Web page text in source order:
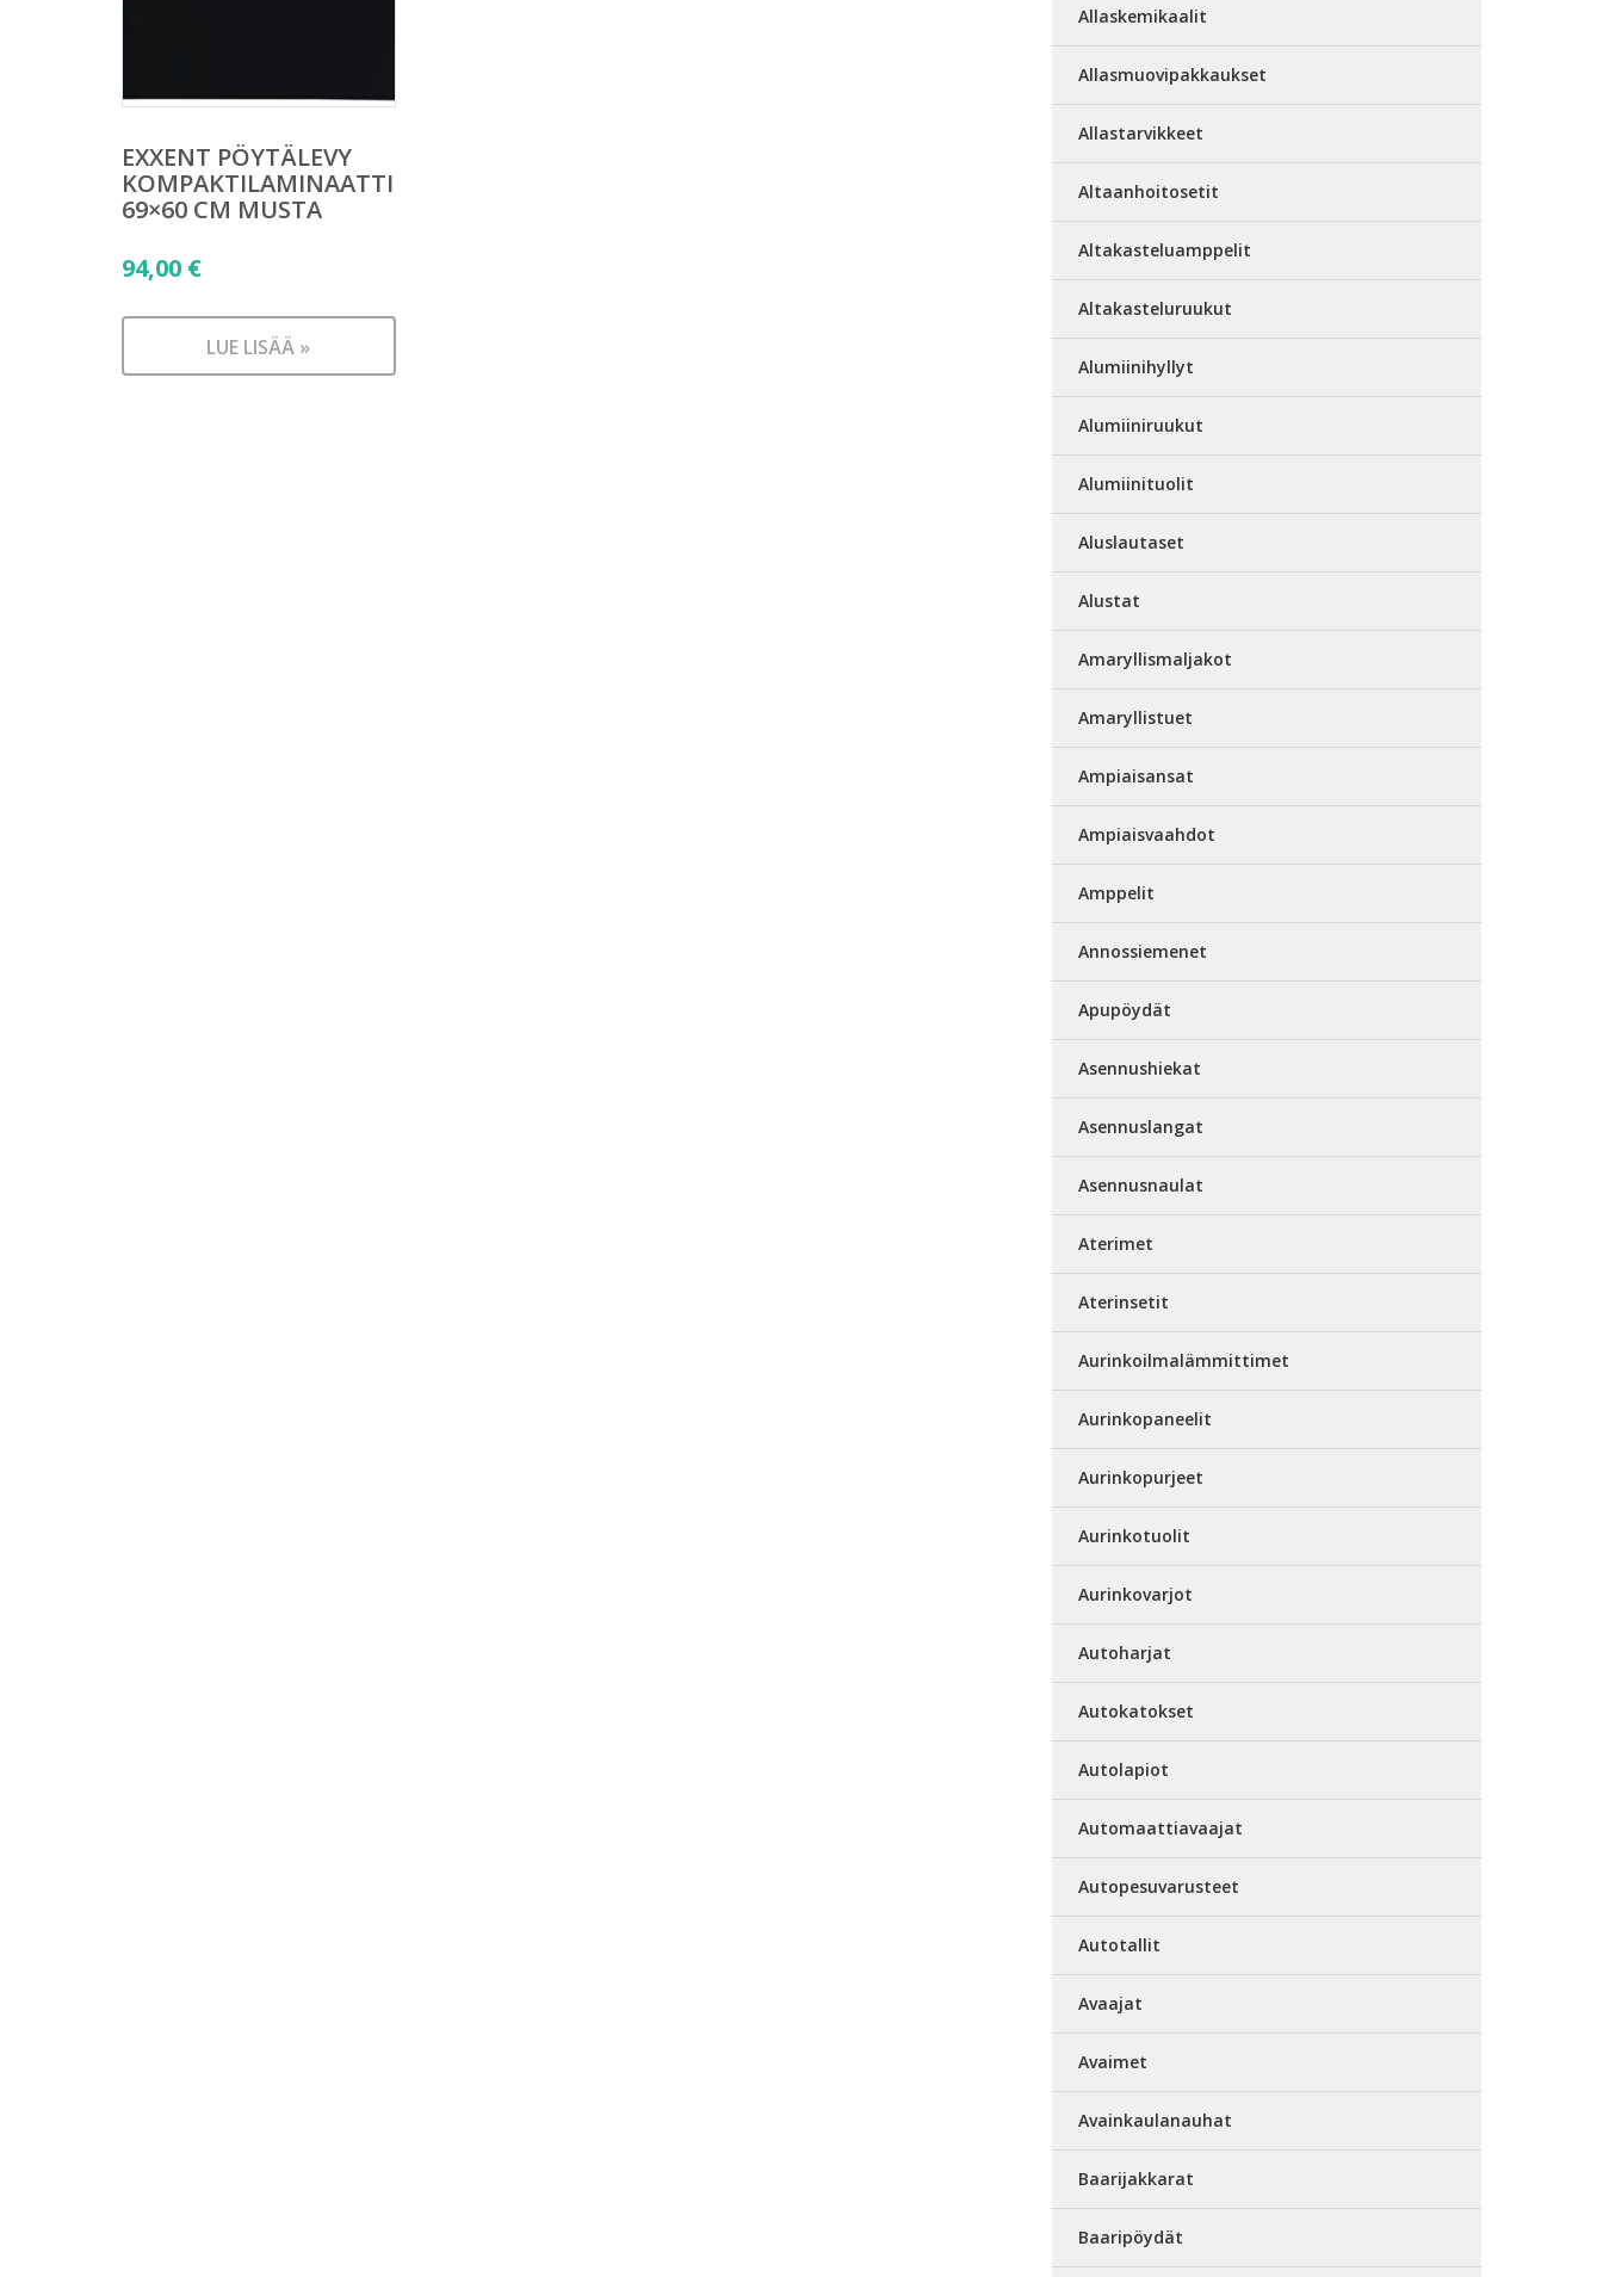
EXXENT PÖYTÄLEVY
KOMPAKTILAMINAATTI
69×60 CM MUSTA
94,00 €
LUE LISÄÄ »
Allaskemikaalit
Allasmuovipakkaukset
Allastarvikkeet
Altaanhoitosetit
Altakasteluamppelit
Altakasteluruukut
Alumiinihyllyt
Alumiiniruukut
Alumiinituolit
Aluslautaset
Alustat
Amaryllismaljakot
Amaryllistuet
Ampiaisansat
Ampiaisvaahdot
Amppelit
Annossiemenet
Apupöydät
Asennushiekat
Asennuslangat
Asennusnaulat
Aterimet
Aterinsetit
Aurinkoilmalämmittimet
Aurinkopaneelit
Aurinkopurjeet
Aurinkotuolit
Aurinkovarjot
Autoharjat
Autokatokset
Autolapiot
Automaattiavaajat
Autopesuvarusteet
Autotallit
Avaajat
Avaimet
Avainkaulanauhat
Baarijakkarat
Baaripöydät